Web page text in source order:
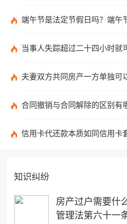
端午节是法定节假日吗？端午节调休是
当事人失踪超过二十四小时就可以报警了吗？下落不明多久可以向人民法
夫妻双方共同房产一方单独可以卖房吗？夫妻双方共同财
合同撤销与合同解除的区别有哪些？合同的解除是针
信用卡代还款本质如同信用卡套现吗？代还信用
知识纠纷
房产过户需要什
管理法第六十一